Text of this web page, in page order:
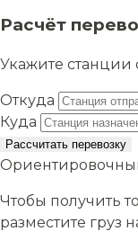
Расчёт
Укажите станции
Откуда
Куда
Рассчитать перевозку
Чтобы получить
разместите груз